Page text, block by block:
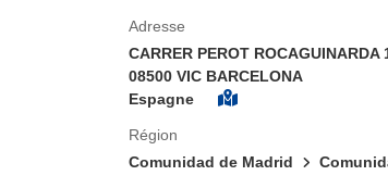
Adresse
CARRER PEROT ROCAGUINARDA
08500 VIC BARCELONA
Espagne
Région
Comunidad de Madrid